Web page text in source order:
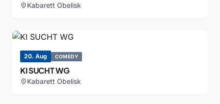
location_onKabarett Obelisk
20. Aug COMEDY
KI SUCHT WG
location_onKabarett Obelisk